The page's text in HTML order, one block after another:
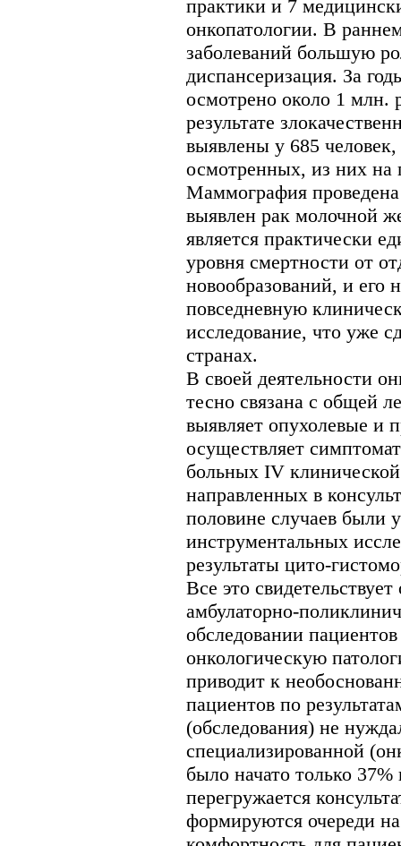
практики и 7
онкопатологии. В
заболеваний большую
диспансеризация. За
осмотрено около 1
результате
выявлены у 685
осмотренных, из них на
Маммография
выявлен рак молочной
является практически
уровня смертности от
новообразований, и его
повседневную
исследование, что уже
странах.
В своей деятельности
тесно связана с общей
выявляет опухолевые и
осуществляет
больных IV
направленных в
половине случаев были
инструментальных
результаты цито-
Все это
амбулаторно-
обследовании
онкологическую
приводит к
пациентов по
(обследования) не
специализированной
было начато только 37%
перегружается
формируются очереди